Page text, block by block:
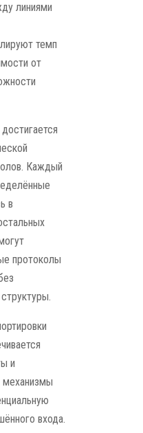
линиями
темп
от
Каждый
в
протоколы
и
механизмы
входа.